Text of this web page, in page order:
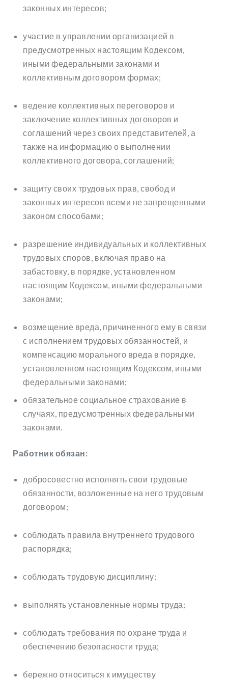
законных интересов;
участие в управлении организацией в
предусмотренных настоящим Кодексом,
иными федеральными законами и
коллективным договором формах;
ведение коллективных переговоров и
заключение коллективных договоров и
соглашений через своих представителей, а
также на информацию о выполнении
коллективного договора, соглашений;
защиту своих трудовых прав, свобод и
законных интересов всеми не запрещенными
законом способами;
разрешение индивидуальных и коллективных
трудовых споров, включая право на
забастовку, в порядке, установленном
настоящим Кодексом, иными федеральными
законами;
возмещение вреда, причиненного ему в связи
с исполнением трудовых обязанностей, и
компенсацию морального вреда в порядке,
установленном настоящим Кодексом, иными
федеральными законами;
обязательное социальное страхование в
случаях, предусмотренных федеральными
законами.
Работник обязан:
добросовестно исполнять свои трудовые
обязанности, возложенные на него трудовым
договором;
соблюдать правила внутреннего трудового
распорядка;
соблюдать трудовую дисциплину;
выполнять установленные нормы труда;
соблюдать требования по охране труда и
обеспечению безопасности труда;
бережно относиться к имуществу